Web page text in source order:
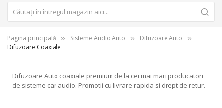
Pagina principală Sisteme Audio Auto
Difuzoare Auto
Difuzoare Coaxiale
Difuzoare Auto coaxiale premium de la cei mai mari producatori
de sisteme car audio. Promotii cu livrare rapida si drept de retur.